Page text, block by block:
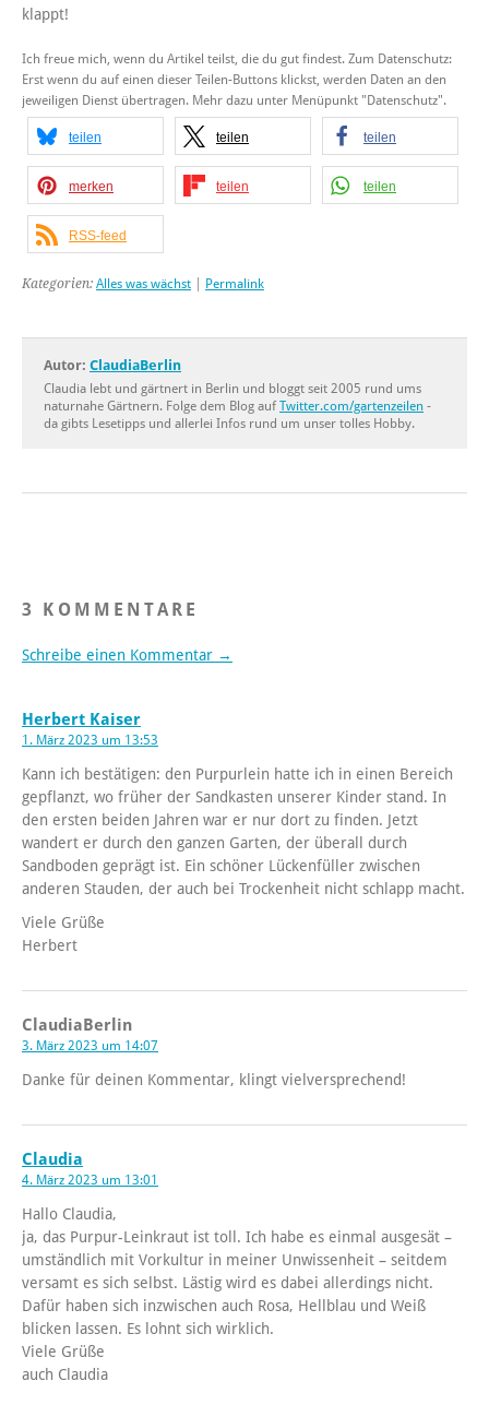
klappt!
Ich freue mich, wenn du Artikel teilst, die du gut findest. Zum Datenschutz:
Erst wenn du auf einen dieser Teilen-Buttons klickst, werden Daten an den
jeweiligen Dienst übertragen. Mehr dazu unter Menüpunkt "Datenschutz".
teilen teilen teilen
merken teilen teilen
RSS-feed
Kategorien: Alles was wächst Permalink
Autor: ClaudiaBerlin
Claudia lebt und gärtnert in Berlin und bloggt seit 2005 rund ums
naturnahe Gärtnern. Folge dem Blog aufTwitter.com/gartenzeilen -
da gibts Lesetipps und allerlei Infos rund um unser tolles Hobby.
3 KOMMENTARE
Schreibe einen Kommentar →
Herbert Kaiser
1. März 2023 um 13:53
Kann ich bestätigen: den Purpurlein hatte ich in einen Bereich
gepflanzt, wo früher der Sandkasten unserer Kinder stand. In
den ersten beiden Jahren war er nur dort zu finden. Jetzt
wandert er durch den ganzen Garten, der überall durch
Sandboden geprägt ist. Ein schöner Lückenfüller zwischen
anderen Stauden, der auch bei Trockenheit nicht schlapp macht.
Viele Grüße
Herbert
ClaudiaBerlin
3. März 2023 um 14:07
Danke für deinen Kommentar, klingt vielversprechend!
Claudia
4. März 2023 um 13:01
Hallo Claudia,
ja, das Purpur-Leinkraut ist toll. Ich habe es einmal ausgesät –
umständlich mit Vorkultur in meiner Unwissenheit – seitdem
versamt es sich selbst. Lästig wird es dabei allerdings nicht.
Dafür haben sich inzwischen auch Rosa, Hellblau und Weiß
blicken lassen. Es lohnt sich wirklich.
Viele Grüße
auch Claudia